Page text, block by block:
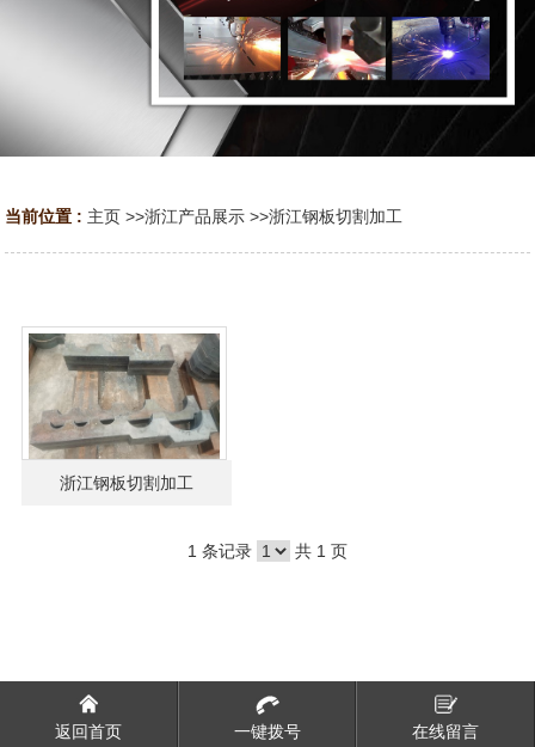
当前位置 : 主页 >>浙江产品展示 >>浙江钢板切割加工
浙江钢板切割加工
1 条记录 共 1 页
返回首页 一键拨号 在线留言